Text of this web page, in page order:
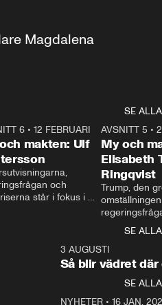
Magdalena
SE ALLA
27:30
6 •12 FEBRUARI
makten: Ulf
och
står i fokus i
ställer
Ulf Kristersson
AVSNITT 5 •
My och
Elisabeth
Ringqvist
Trump, den
centrum i
avsnittet av
Makten”. Se
Aftonbladets
Rohwedder
SE ALLA
3 AUGUSTI
Så blir vädret där
SE ALLA
NYHETER• 16 JAN.